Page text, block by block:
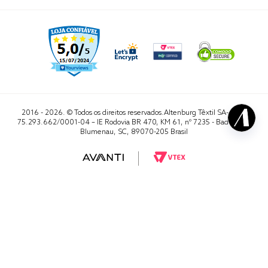
2016 - 2026. © Todos os direitos reservados.Altenburg Têxtil SA- CNPJ
75.293.662/0001-04 – IE Rodovia BR 470, KM 61, nº 7235 - Badenfurt,
Blumenau, SC, 89070-205 Brasil